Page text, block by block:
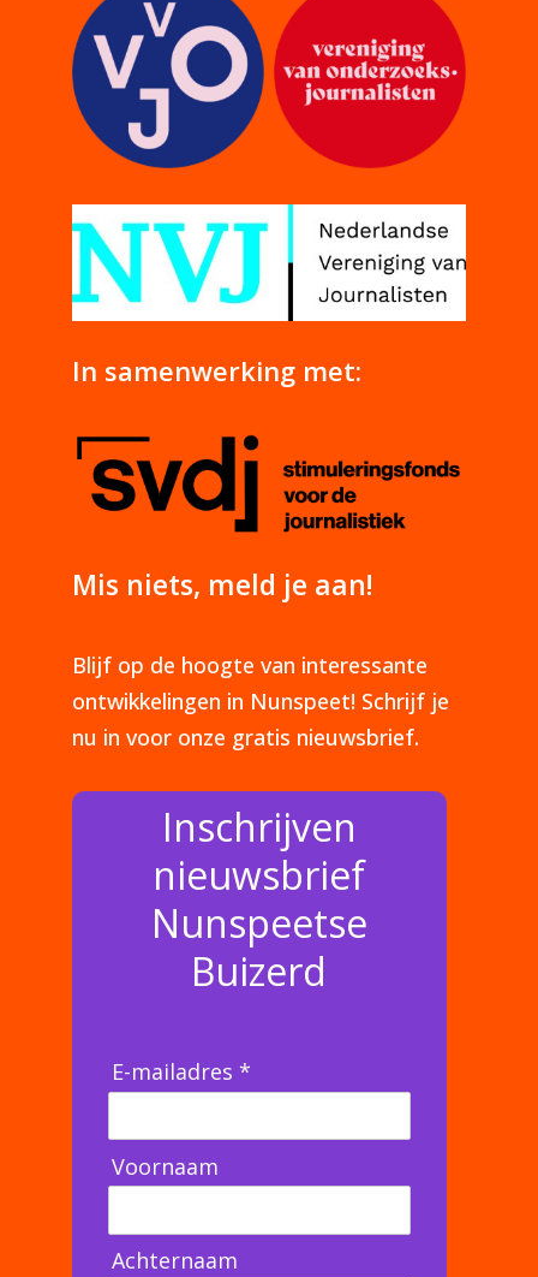
In samenwerking met:
Mis niets, meld je aan!
Blijf op de hoogte van interessante
ontwikkelingen in Nunspeet! Schrijf je
nu in voor onze gratis nieuwsbrief.
Inschrijven
nieuwsbrief
Nunspeetse
Buizerd
E-mailadres *
Voornaam
Achternaam